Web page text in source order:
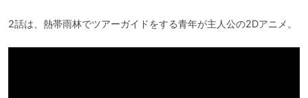
2話は、熱帯雨林でツアーガイドをする青年が主人公の2Dアニメ。